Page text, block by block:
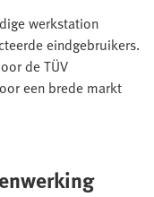
werkstation
eindgebruikers.
de TÜV
een brede markt